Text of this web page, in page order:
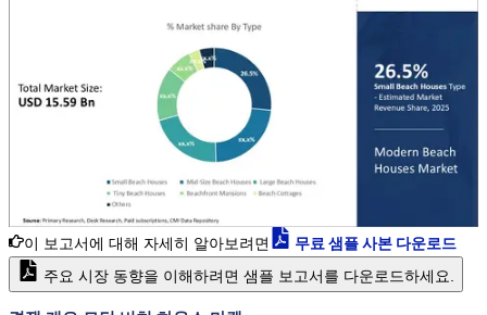
이 보고서에 대해 자세히 알아보려면 무료 샘플 사본 다운로드
주요 시장 동향을 이해하려면 샘플 보고서를 다운로드하세요.